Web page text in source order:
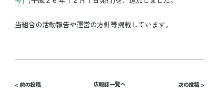
当組合の活動報告や運営の方針等掲載しています。
< 前の投稿 次の投稿 >
広報誌一覧へ